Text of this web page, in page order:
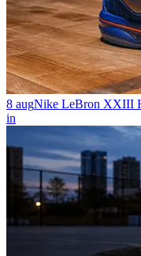
8 augNike LeBron XXIII
in